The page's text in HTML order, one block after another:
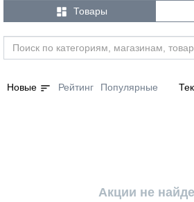
 Товары
Новые sort Рейтинг Популярные
Акции не